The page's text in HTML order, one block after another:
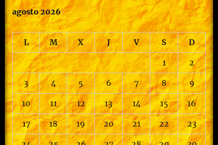
agosto 2026
L M X J V S D
1 2
3 4 5 6 7 8 9
10 11 12 13 14 15 16
17 18 19 20 21 22 23